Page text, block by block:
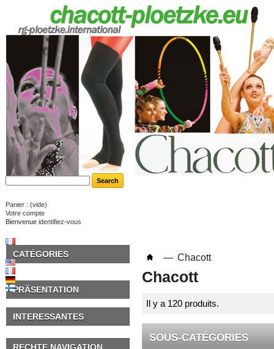
Panier : (vide)
Votre compte
Bienvenue identifiez-vous
CATÉGORIES
PRÄSENTATION
INTERESSANTES
— Chacott
Chacott
Il y a 120 produits.
SOUS-CATÉGORIES